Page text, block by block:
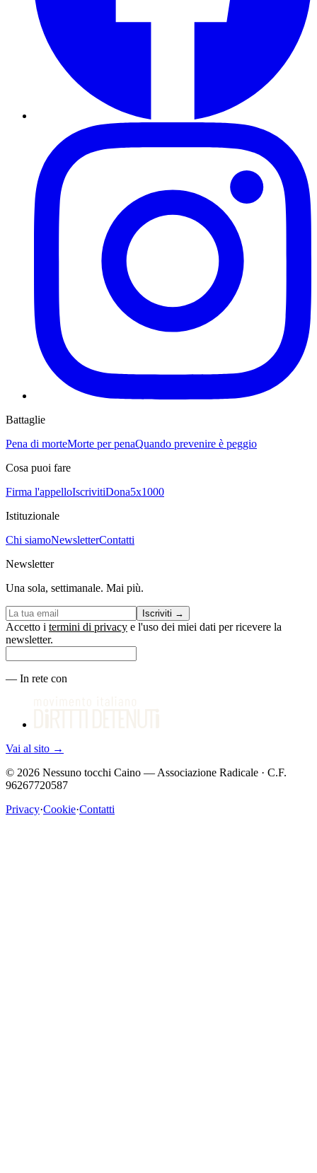
Battaglie
Pena di morteMorte per penaQuando prevenire è peggio
Cosa puoi fare
Firma l'appelloIscrivitiDona5x1000
Istituzionale
Chi siamoNewsletterContatti
Newsletter
Una sola, settimanale. Mai più.
Iscriviti →
Accetto i termini di privacy e l'uso dei miei dati per ricevere la
newsletter.
— In rete con
Vai al sito →
© 2026 Nessuno tocchi Caino — Associazione Radicale · C.F.
96267720587
Privacy·Cookie·Contatti